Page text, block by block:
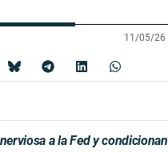
11/05/26 |
a la Fed y